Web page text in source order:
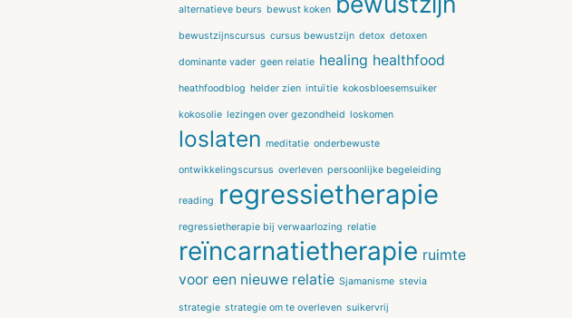
alternatieve beurs bewust koken
bewustzijnscursus cursus bewustzijn detox detoxen
dominante vader geen relatie healing healthfood
heathfoodblog helder zien intuïtie kokosbloesemsuiker
kokosolie lezingen over gezondheid loskomen
loslaten meditatie onderbewuste
ontwikkelingscursus overleven persoonlijke begeleiding
reading regressietherapie
regressietherapie bij verwaarlozing relatie
reïncarnatietherapie ruimte
voor een nieuwe relatie Sjamanisme stevia
strategie strategie om te overleven suikervrij